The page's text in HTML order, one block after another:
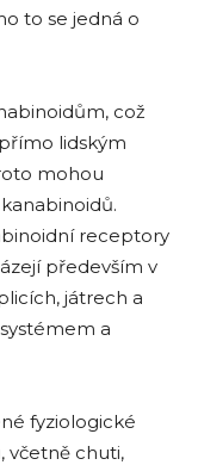
to se jedná o
což
lidským
mohou
receptory
především v
játrech a
a
fyziologické
včetně chuti,